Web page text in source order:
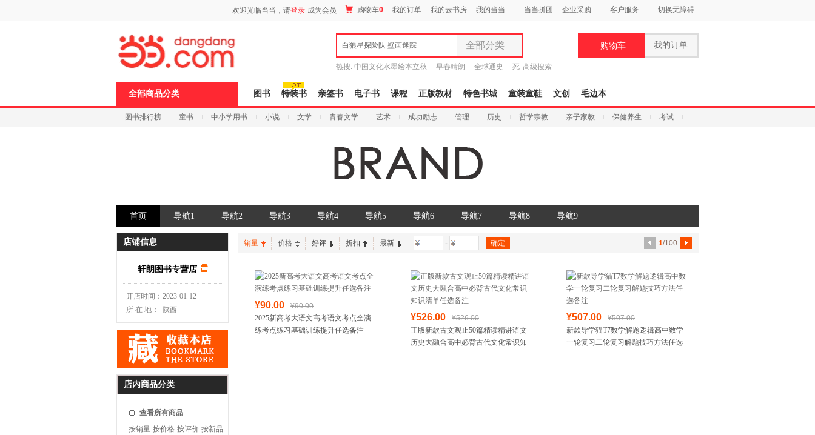
欢迎光临当当，请登录 成为会员 购物车0 我的订单 我的云书房 我的当当 当当拼团 企业采购 客户服务 切换无障碍
白狼星探险队 壁画迷踪 全部分类
全部分类
图书
电子书
音像
时尚美妆
母婴用品
玩具
家具装饰
服装
箱包皮具
手表饰品
汽车用品
食品
热搜: 中国文化水墨绘本立秋 早春晴朗 全球通史
死 高级搜索
购物车 我的订单
全部商品分类 图书 特装书 亲签书 电子书 课程 正版教材 特色书城 童装童鞋 文创 毛边本
图书排行榜 童书 中小学用书 小说 文学 青春文学 艺术 成功励志 管理 历史 哲学宗教 亲子家教 保健养生 考试
首页 导航1 导航2 导航3 导航4 导航5 导航6 导航7 导航8 导航9
店铺信息
轩朗图书专营店
开店时间： 2023-01-12
所 在 地：
陕西
店内商品分类
查看所有商品
按销量 按价格 按评价 按新品
销量 价格 好评 折扣 最新 1/100
¥90.00
¥90.00
2025新高考大语文高考语文考点全演
练考点练习基础训练提升任选备注
¥526.00
¥526.00
正版新款古文观止50篇精读精讲语文
历史大融合高中必背古代文化常识知
¥507.00
¥507.00
新款导学猫T7数学解题逻辑高中数学
一轮复习二轮复习解题技巧方法任选
页